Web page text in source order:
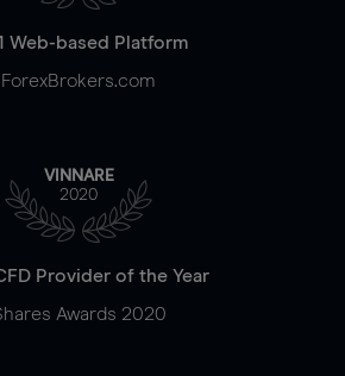
Web-based Platform
ForexBrokers.com
VINNARE
2020
Provider of the Year
Awards 2020